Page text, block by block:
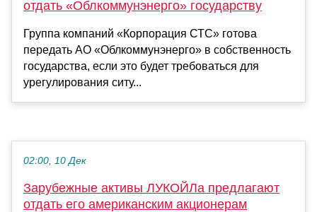
отдать «Облкоммунэнерго» государству
Группа компаний «Корпорация СТС» готова
передать АО «Облкоммунэнерго» в собственность
государства, если это будет требоваться для
урегулирования ситу...
02:00, 10 Дек
Зарубежные активы ЛУКОЙЛа предлагают
отдать его американским акционерам